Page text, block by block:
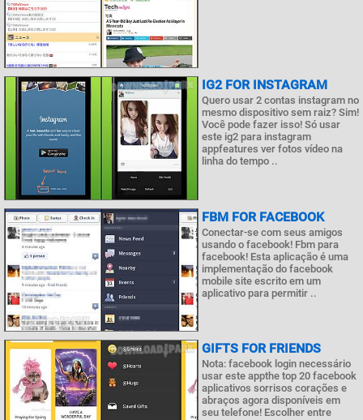
IG2 FOR INSTAGRAM
Quero usar 2 contas instagram no
mesmo dispositivo sem raiz? Sim!
Você pode fazer isso! Só usar
este ig2 para instagram
appfeatures ver fotos vídeo na
linha do tempo ..
FBM FOR FACEBOOK
Conectar-se com seus amigos
usando o facebook! Fbm para
facebook! Esta aplicação é uma
implementação do facebook
mobile site escrito em um
aplicativo para permitir ..
GIFTS FOR FRIENDS
Nota: facebook login necessário
usar este appthe top 20 facebook
aplicativos sorrisos corações e
abraços agora disponíveis em
seu telefone! Escolher entre